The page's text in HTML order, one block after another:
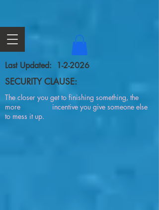
Last Updated: 1-2-2026
SECURITY CLAUSE:
The closer you get to finishing something, the
more incentive you give someone else
to mess it up.